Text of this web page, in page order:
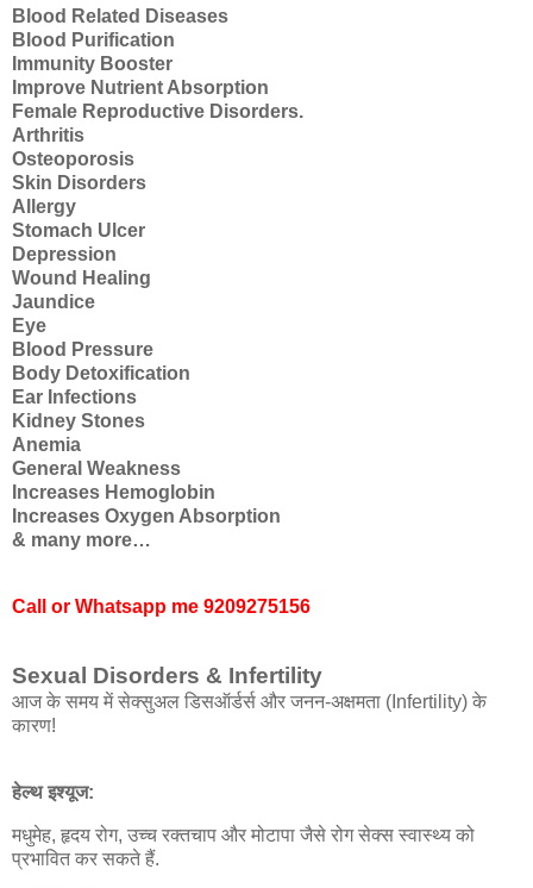
Blood Related Diseases
Blood Purification
Immunity Booster
Improve Nutrient Absorption
Female Reproductive Disorders.
Arthritis
Osteoporosis
Skin Disorders
Allergy
Stomach Ulcer
Depression
Wound Healing
Jaundice
Eye
Blood Pressure
Body Detoxification
Ear Infections
Kidney Stones
Anemia
General Weakness
Increases Hemoglobin
Increases Oxygen Absorption
& many more…
Call or Whatsapp me 9209275156
Sexual Disorders & Infertility
आज के समय में सेक्सुअल डिसऑर्डर्स और जनन-अक्षमता (Infertility) के
कारण!
हेल्थ इश्यूज:
मधुमेह, हृदय रोग, उच्च रक्तचाप और मोटापा जैसे रोग सेक्स स्वास्थ्य को
प्रभावित कर सकते हैं.